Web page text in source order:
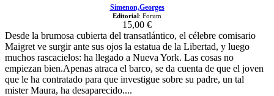
Simenon,Georges
Editorial: Forum
15,00 €
Desde la brumosa cubierta del transatlántico, el célebre comisario
Maigret ve surgir ante sus ojos la estatua de la Libertad, y luego
muchos rascacielos: ha llegado a Nueva York. Las cosas no
empiezan bien.Apenas atraca el barco, se da cuenta de que el joven
que le ha contratado para que investigue sobre su padre, un tal
mister Maura, ha desaparecido....